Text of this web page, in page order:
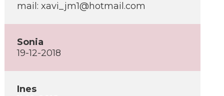
mail: xavi_jm1@hotmail.com
Sonia
19-12-2018
Ines